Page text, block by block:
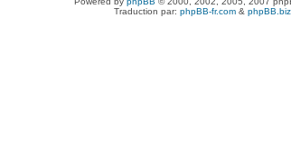
Traduction par: phpBB-fr.com & phpBB.biz